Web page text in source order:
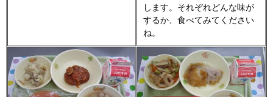
します。それぞれどんな味が
するか、食べてみてください
ね。